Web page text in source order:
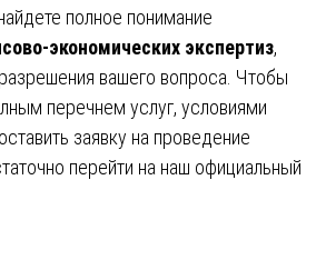
полное понимание
экономических экспертиз,
вашего вопроса. Чтобы
перечнем услуг, условиями
заявку на проведение
перейти на наш официальный